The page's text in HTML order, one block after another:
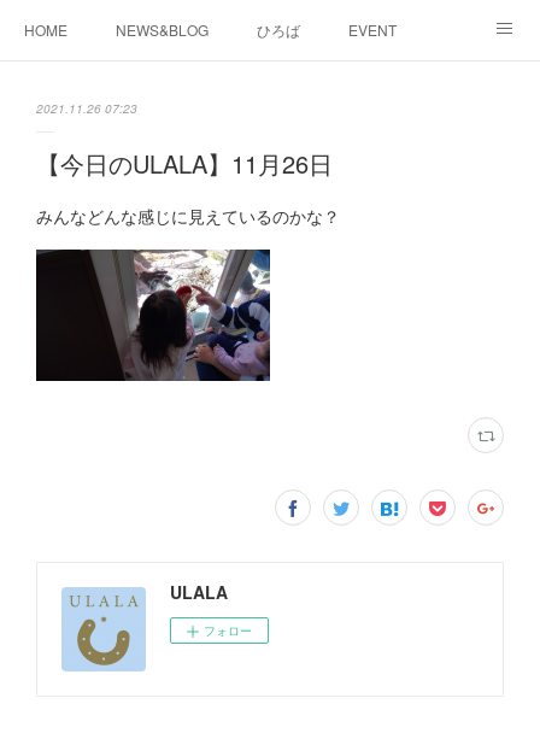
HOME NEWS&BLOG ひろば EVENT
2021.11.26 07:23
【今日のULALA】11月26日
みんなどんな感じに見えているのかな？
ULALA
フォロー